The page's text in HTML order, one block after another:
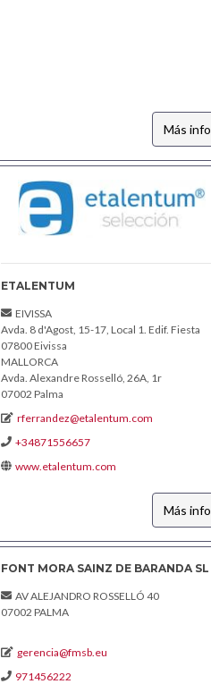
Más info
ETALENTUM
EIVISSA
Avda. 8 d'Agost, 15-17, Local 1. Edif. Fiesta
07800 Eivissa
MALLORCA
Avda. Alexandre Rosselló, 26A, 1r
07002 Palma
rferrandez@etalentum.com
+34871556657
www.etalentum.com
Más info
FONT MORA SAINZ DE BARANDA SL
AV ALEJANDRO ROSSELLÓ 40
07002 PALMA
gerencia@fmsb.eu
971456222